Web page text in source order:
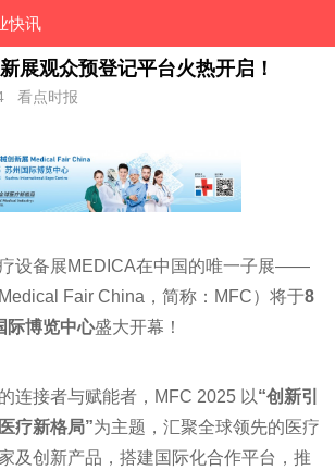
快讯
展观众预登记平台火热开启！
看点时报
设备展MEDICA在中国的唯一子展——
Fair China，简称：MFC）将于8
际博览中心盛大开幕！
连接者与赋能者，MFC 2025 以“创新引
疗新格局”为主题，汇聚全球领先的医疗
及创新产品，搭建国际化合作平台，推